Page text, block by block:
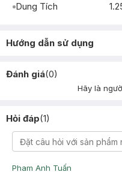
Dung Tích
Hướng dẫn sử dụng
Đánh giá(0)
Hãy là
Hỏi đáp(1)
Pham Anh Tuấn